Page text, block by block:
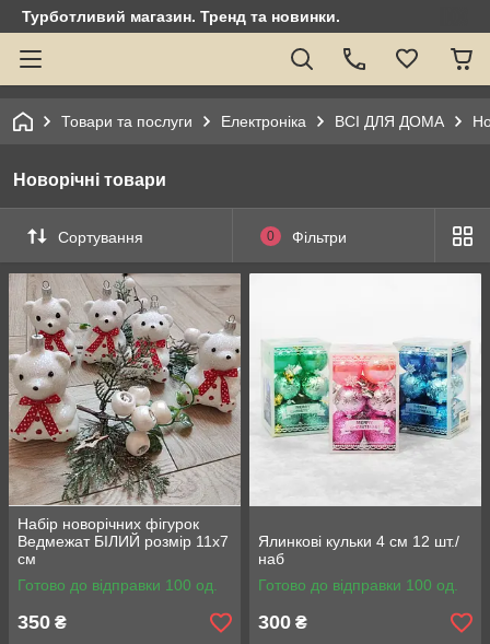
Турботливий магазин. Тренд та новинки.
Товари та послуги Електроніка ВСІ ДЛЯ ДОМА
Новорічні товари
Сортування 0 Фільтри
Набір новорічних фігурок
Ведмежат БІЛИЙ розмір 11х7
см
Готово до відправки 100 од.
350 ₴
Ялинкові кульки 4 см 12 шт./
наб
Готово до відправки 100 од.
300 ₴